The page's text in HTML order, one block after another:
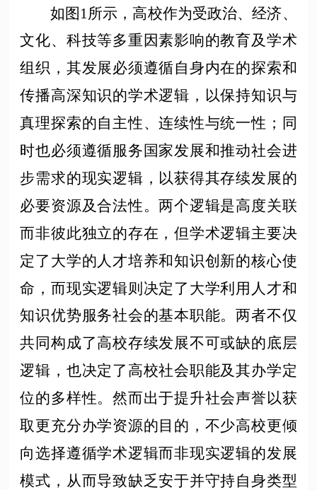
如图 1所示，高校作为受政治、经济、
文化、科技等多重因素影响的教育及学术
组织，其发展必须遵循自身内在的探索和
传播高深知识的学术逻辑，以保持知识与
真理探索的自主性、连续性与统一性；同
时也必须遵循服务国家发展和推动社会进
步需求的现实逻辑，以获得其存续发展的
必要资源及合法性。两个逻辑是高度关联
而非彼此独立的存在，但学术逻辑主要决
定了大学的人才培养和知识创新的核心使
命，而现实逻辑则决定了大学利用人才和
知识优势服务社会的基本职能。两者不仅
共同构成了高校存续发展不可或缺的底层
逻辑，也决定了高校社会职能及其办学定
位的多样性。然而出于提升社会声誉以获
取更充分办学资源的目的，不少高校更倾
向选择遵循学术逻辑而非现实逻辑的发展
模式，从而导致缺乏安于并守持自身类型